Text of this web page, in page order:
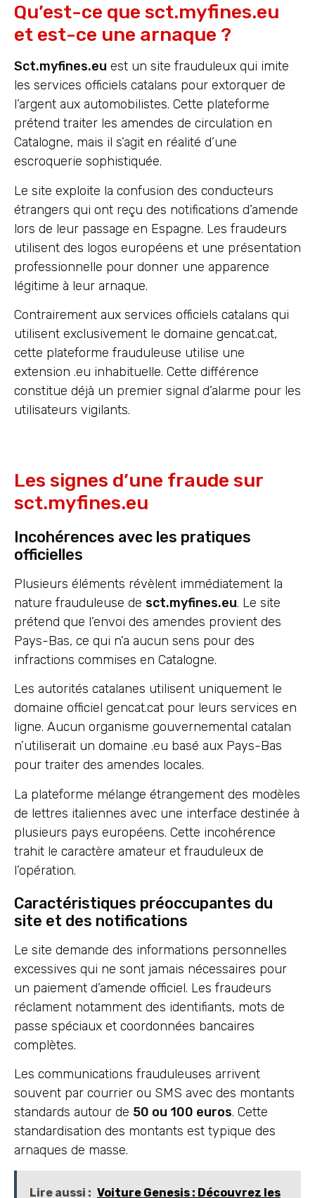
Qu’est-ce que sct.myfines.eu
et est-ce une arnaque ?
Sct.myfines.eu est un site frauduleux qui imite
les services officiels catalans pour extorquer de
l’argent aux automobilistes. Cette plateforme
prétend traiter les amendes de circulation en
Catalogne, mais il s’agit en réalité d’une
escroquerie sophistiquée.
Le site exploite la confusion des conducteurs
étrangers qui ont reçu des notifications d’amende
lors de leur passage en Espagne. Les fraudeurs
utilisent des logos européens et une présentation
professionnelle pour donner une apparence
légitime à leur arnaque.
Contrairement aux services officiels catalans qui
utilisent exclusivement le domaine gencat.cat,
cette plateforme frauduleuse utilise une
extension .eu inhabituelle. Cette différence
constitue déjà un premier signal d’alarme pour les
utilisateurs vigilants.
Les signes d’une fraude sur
sct.myfines.eu
Incohérences avec les pratiques
officielles
Plusieurs éléments révèlent immédiatement la
nature frauduleuse de sct.myfines.eu. Le site
prétend que l’envoi des amendes provient des
Pays-Bas, ce qui n’a aucun sens pour des
infractions commises en Catalogne.
Les autorités catalanes utilisent uniquement le
domaine officiel gencat.cat pour leurs services en
ligne. Aucun organisme gouvernemental catalan
n’utiliserait un domaine .eu basé aux Pays-Bas
pour traiter des amendes locales.
La plateforme mélange étrangement des modèles
de lettres italiennes avec une interface destinée à
plusieurs pays européens. Cette incohérence
trahit le caractère amateur et frauduleux de
l’opération.
Caractéristiques préoccupantes du
site et des notifications
Le site demande des informations personnelles
excessives qui ne sont jamais nécessaires pour
un paiement d’amende officiel. Les fraudeurs
réclament notamment des identifiants, mots de
passe spéciaux et coordonnées bancaires
complètes.
Les communications frauduleuses arrivent
souvent par courrier ou SMS avec des montants
standards autour de 50 ou 100 euros. Cette
standardisation des montants est typique des
arnaques de masse.
Lire aussi : Voiture Genesis : Découvrez les